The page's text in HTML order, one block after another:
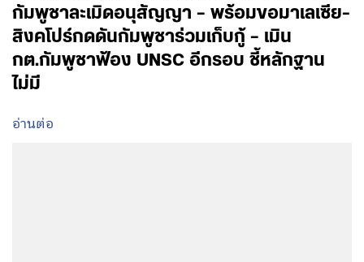
กัมพูชาละเมิดอนุสัญญา – พร้อมขอมาเลเซีย-
สิงคโปร์กดดันกัมพูชาร่วมเก็บกู้ – เมิน
กต.กัมพูชาฟ้อง UNSC อีกรอบ ชี้หลักฐาน
ไม่มี
อ่านต่อ